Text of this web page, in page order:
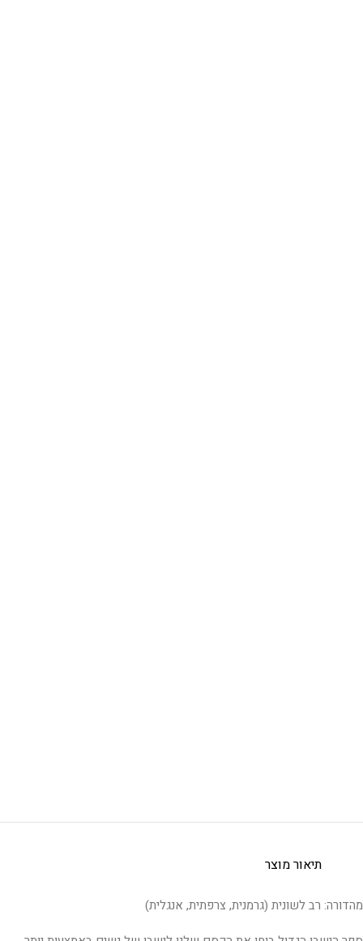
תיאור מוצר
מהדורה: רב לשונית (גרמנית, צרפתית, אנגלית)